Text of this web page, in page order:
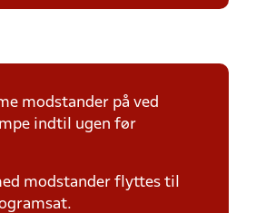
modstander på ved
indtil ugen før
modstander flyttes til